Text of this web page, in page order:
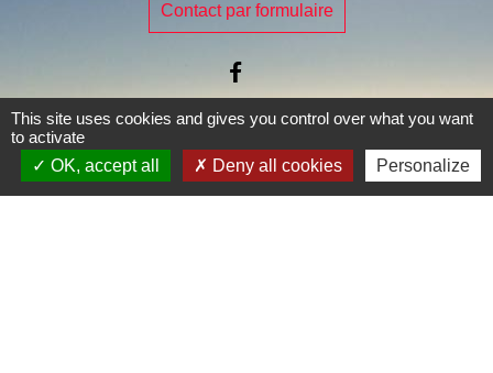
Contact par formulaire
Je Contribue
This site uses cookies and gives you control over what you want
to activate
OK, accept all
Deny all cookies Personalize